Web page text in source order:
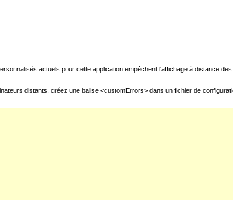
actuels pour cette application empêchent l'affichage à distance
distants, créez une balise <customErrors> dans un fichier de